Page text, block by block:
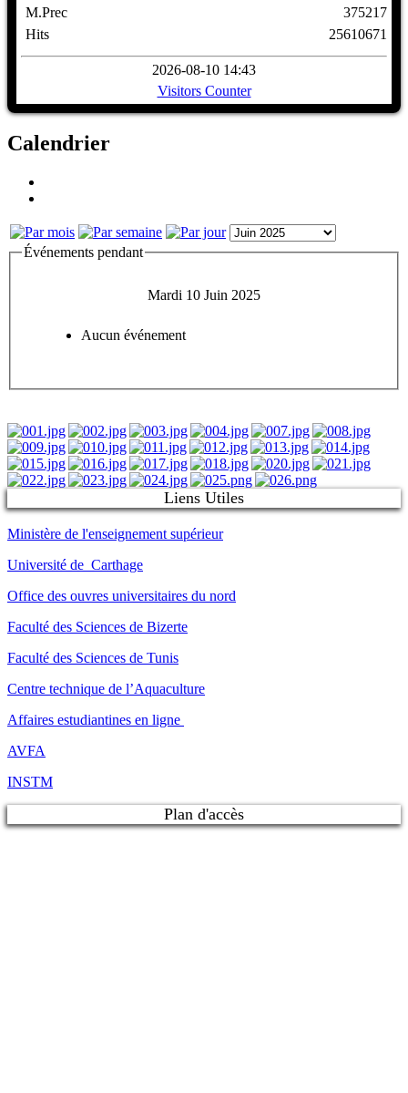
M.Prec
Hits
375217
25610671
2026-08-10 14:43
Visitors Counter
Calendrier
Événements pendant
Mardi 10 Juin 2025
Aucun événement
Liens Utiles
Ministère de l'enseignement supérieur
Université de Carthage
Office des ouvres universitaires du nord
Faculté des Sciences de Bizerte
Faculté des Sciences de Tunis
Centre technique de l’Aquaculture
Affaires estudiantines en ligne
AVFA
INSTM
Plan d'accès